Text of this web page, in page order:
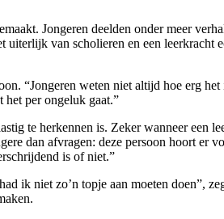
Jongeren deelden onder meer
van scholieren en een leerkracht
“Jongeren weten niet altijd hoe erg het
het per ongeluk gaat.”
te herkennen is. Zeker wanneer een
dan afvragen: deze persoon hoort er
is of niet.”
ik niet zo’n topje aan moeten doen”,